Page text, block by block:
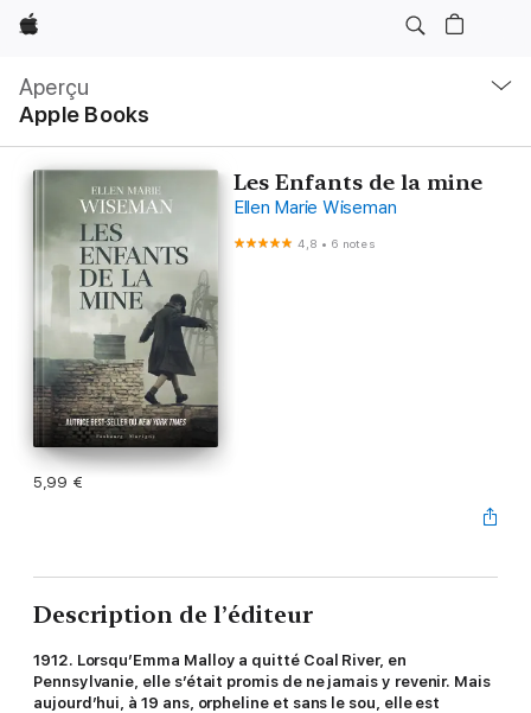
Apple
Aperçu
Apple Books
locale
Ouvrir
menu
Les Enfants de la mine
Ellen Marie Wiseman
4,8 • 6 notes
5,99 €
Description de l’éditeur
1912. Lorsqu’Emma Malloy a quitté Coal River, en
Pennsylvanie, elle s’était promis de ne jamais y revenir. Mais
aujourd’hui, à 19 ans, orpheline et sans le sou, elle est